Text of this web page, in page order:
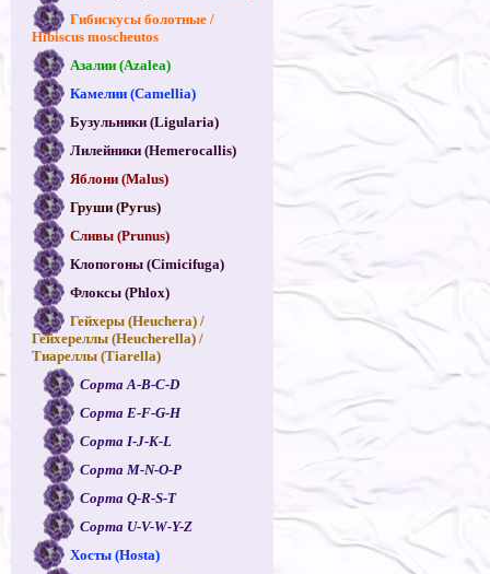
Гибискусы болотные /
Hibiscus moscheutos
Азалии (Azalea)
Камелии (Camellia)
Бузульники (Ligularia)
Лилейники (Hemerocallis)
Яблони (Malus)
Груши (Pyrus)
Сливы (Prunus)
Клопогоны (Cimicifuga)
Флоксы (Phlox)
Гейхеры (Heuchera) /
Гейхереллы (Heucherella) /
Тиареллы (Tiarella)
Сорта A-B-C-D
Сорта E-F-G-H
Сорта I-J-K-L
Сорта M-N-O-P
Сорта Q-R-S-T
Сорта U-V-W-Y-Z
Хосты (Hosta)